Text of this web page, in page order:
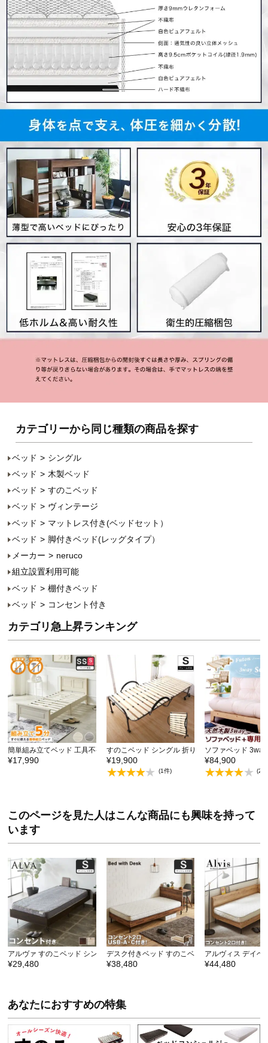
カテゴリーから同じ種類の商品を探す
ベッド
シングル
ベッド
木製ベッド
ベッド
すのこベッド
ベッド
ヴィンテージ
ベッド
マットレス付き(ベッドセット）
ベッド
脚付きベッド(レッグタイプ）
メーカー
neruco
組立設置利用可能
ベッド
棚付きベッド
ベッド
コンセント付き
カテゴリ急上昇ランキング
簡単組み立てベッド 工具不要 5分で完成 すのこベッド…
¥17,990
すのこベッド シングル 折りたたみ キャスター付
¥19,900
(1件)
ソファベッド
¥84,900
(2
このページを見た人はこんな商品にも興味を持って
います
アルヴァ すのこベッド シングル 厚さ15cmポケット…
¥29,480
デスク付きベッド すのこベッド 棚付きベッド コ
¥38,480
アルヴィス デイベ
¥44,480
あなたにおすすめの特集